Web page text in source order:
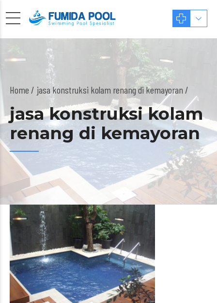
Home jasa konstruksi kolam renang di kemayoran /
jasa konstruksi kolam
renang di kemayoran